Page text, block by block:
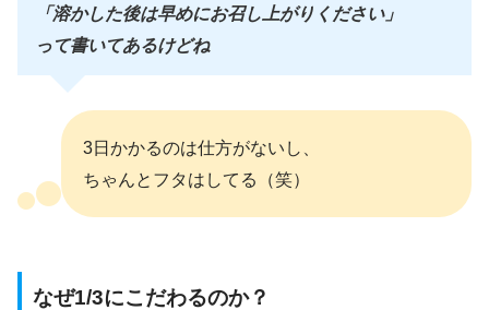
「溶かした後は早めにお召し上がりください」
って書いてあるけどね
3日かかるのは仕方がないし、
ちゃんとフタはしてる（笑）
なぜ1/3にこだわるのか？